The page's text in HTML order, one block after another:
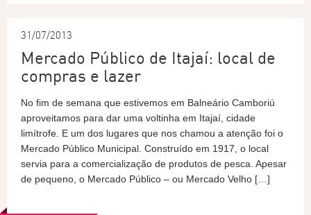
31/07/2013
Mercado Público de Itajaí: local de
compras e lazer
No fim de semana que estivemos em Balneário Camboriú
aproveitamos para dar uma voltinha em Itajaí, cidade
limítrofe. E um dos lugares que nos chamou a atenção foi o
Mercado Público Municipal. Construído em 1917, o local
servia para a comercialização de produtos de pesca. Apesar
de pequeno, o Mercado Público – ou Mercado Velho […]